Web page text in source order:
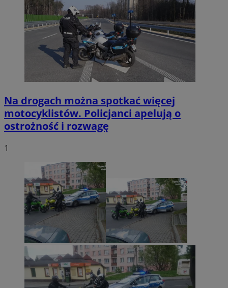
Na drogach można spotkać więcej
motocyklistów. Policjanci apelują o
ostrożność i rozwagę
1